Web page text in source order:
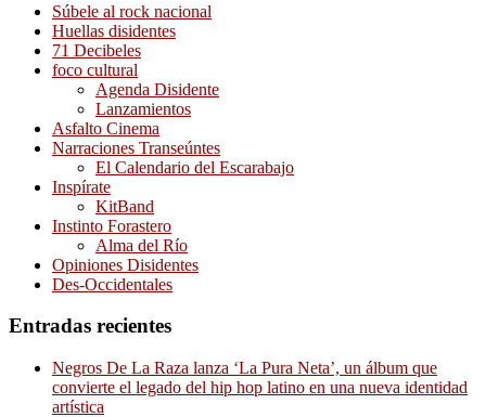
Súbele al rock nacional
Huellas disidentes
71 Decibeles
foco cultural
Agenda Disidente
Lanzamientos
Asfalto Cinema
Narraciones Transeúntes
El Calendario del Escarabajo
Inspírate
KitBand
Instinto Forastero
Alma del Río
Opiniones Disidentes
Des-Occidentales
Entradas recientes
Negros De La Raza lanza ‘La Pura Neta’, un álbum que
convierte el legado del hip hop latino en una nueva identidad
artística